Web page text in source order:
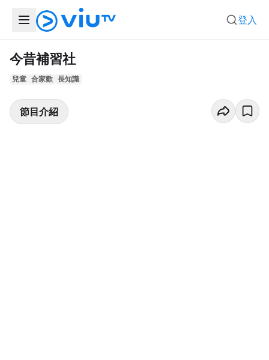
登入
今昔補習社
兒童 合家歡 長知識
節目介紹